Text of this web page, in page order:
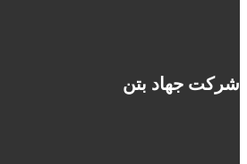
شرکت جهاد بتن